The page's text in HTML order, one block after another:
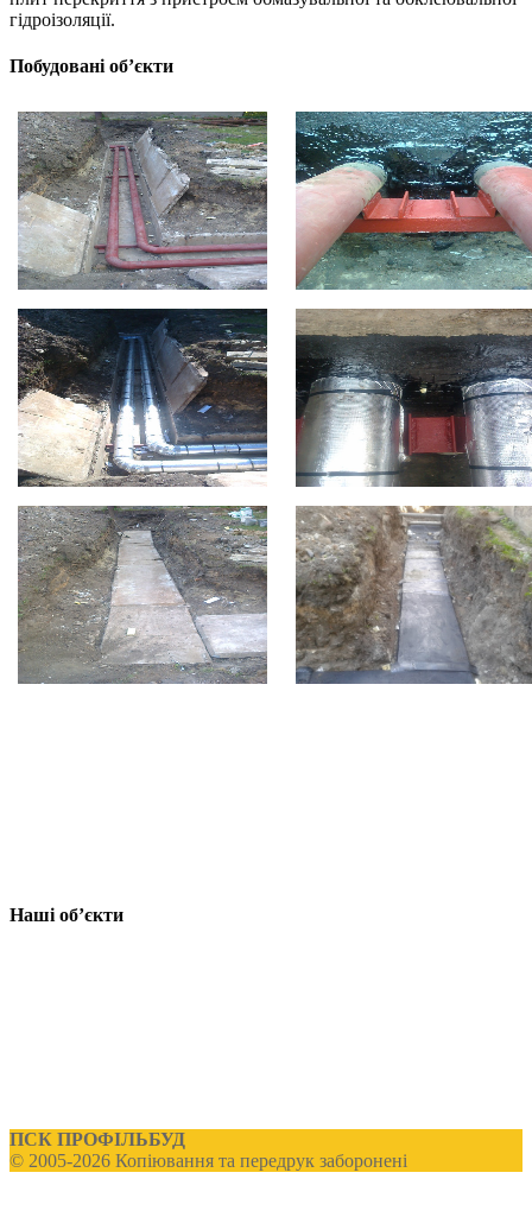
гідроізоляції.
Побудовані об’єкти
Наші об’єкти
ПСК ПРОФІЛЬБУД
© 2005-2026 Копіювання та передрук заборонені